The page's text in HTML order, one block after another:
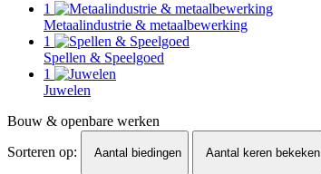
1
Metaalindustrie & metaalbewerking
1
Spellen & Speelgoed
1
Juwelen
Bouw & openbare werken
Sorteren op:
Aantal biedingen Aantal keren bekeken